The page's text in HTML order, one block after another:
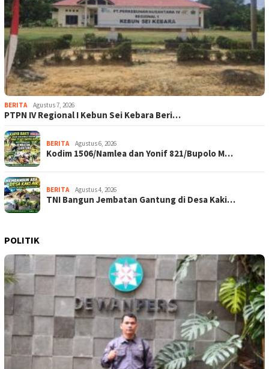
BERITA Agustus 7, 2026
PTPN IV Regional I Kebun Sei Kebara Beri…
BERITA Agustus 6, 2026
Kodim 1506/Namlea dan Yonif 821/Bupolo M…
BERITA Agustus 4, 2026
TNI Bangun Jembatan Gantung di Desa Kaki…
POLITIK